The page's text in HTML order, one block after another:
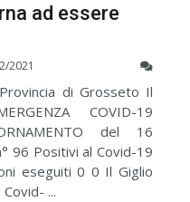
ad essere
2021
di Grosseto Il
COVID-19
del 16
96 Positivi al Covid-19
eseguiti 0 0 Il Giglio
...